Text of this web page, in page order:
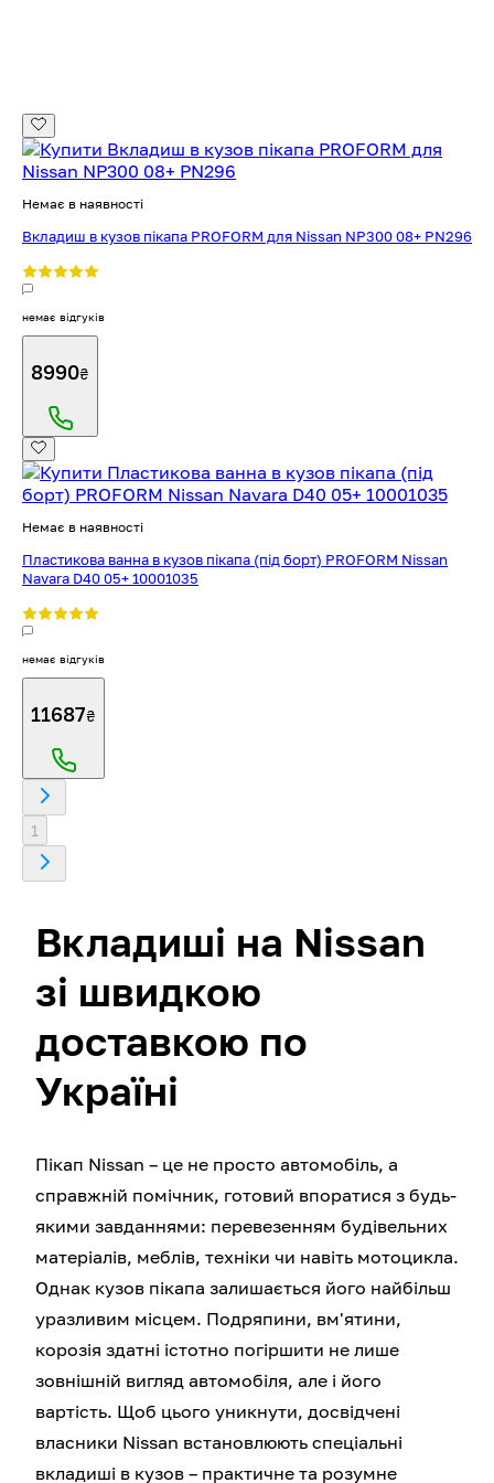
Немає в наявності
Вкладиш в кузов пікапа PROFORM для Nissan NP300 08+ PN296
немає відгуків
8990₴
Немає в наявності
Пластикова ванна в кузов пікапа (під борт) PROFORM Nissan
Navara D40 05+ 10001035
немає відгуків
11687₴
1
Вкладиші на Nissan
зі швидкою
доставкою по
Україні
Пікап Nissan – це не просто автомобіль, а
справжній помічник, готовий впоратися з будь-
якими завданнями: перевезенням будівельних
матеріалів, меблів, техніки чи навіть мотоцикла.
Однак кузов пікапа залишається його найбільш
уразливим місцем. Подряпини, вм'ятини,
корозія здатні істотно погіршити не лише
зовнішній вигляд автомобіля, але і його
вартість. Щоб цього уникнути, досвідчені
власники Nissan встановлюють спеціальні
вкладиші в кузов – практичне та розумне